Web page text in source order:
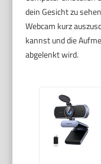
dein Gesicht zu
Webcam kurz
kannst und die
abgelenkt wird.